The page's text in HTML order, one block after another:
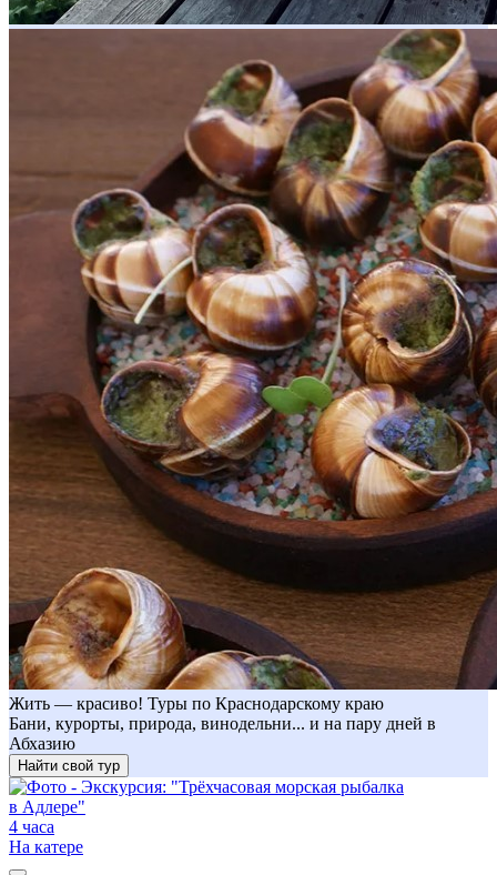
Жить — красиво! Туры по Краснодарскому краю
Бани, курорты, природа, винодельни... и на пару дней в
Абхазию
Найти свой тур
4 часа
На катере